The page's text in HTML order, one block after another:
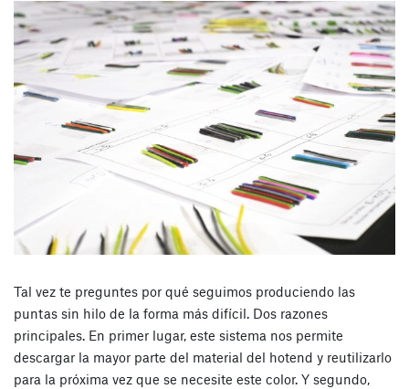
Tal vez te preguntes por qué seguimos produciendo las
puntas sin hilo de la forma más difícil. Dos razones
principales. En primer lugar, este sistema nos permite
descargar la mayor parte del material del hotend y reutilizarlo
para la próxima vez que se necesite este color. Y segundo,